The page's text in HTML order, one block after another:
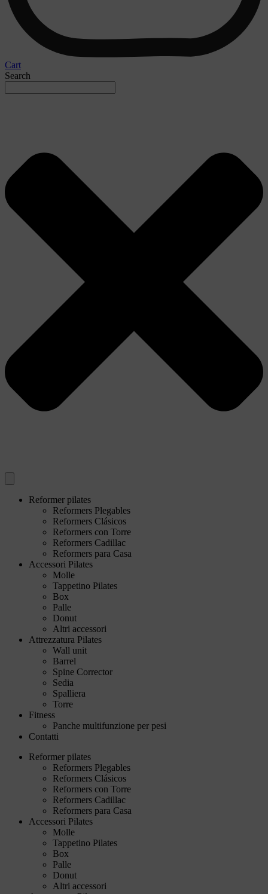
Cart
Search
Reformer pilates
Reformers Plegables
Reformers Clásicos
Reformers con Torre
Reformers Cadillac
Reformers para Casa
Accessori Pilates
Molle
Tappetino Pilates
Box
Palle
Donut
Altri accessori
Attrezzatura Pilates
Wall unit
Barrel
Spine Corrector
Sedia
Spalliera
Torre
Fitness
Panche multifunzione per pesi
Contatti
Reformer pilates
Reformers Plegables
Reformers Clásicos
Reformers con Torre
Reformers Cadillac
Reformers para Casa
Accessori Pilates
Molle
Tappetino Pilates
Box
Palle
Donut
Altri accessori